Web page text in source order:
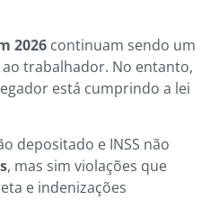
2026 continuam sendo um
trabalhador. No entanto,
está cumprindo a lei
depositado e INSS não
, mas sim violações que
e indenizações